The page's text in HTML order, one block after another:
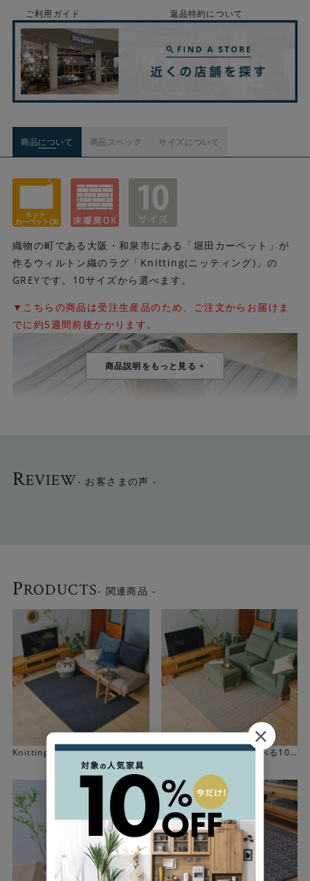
ご利用ガイド
返品特約について
商品について 商品スペック サイズについて
織物の町である大阪・和泉市にある「堀田カーペット」が
作るウィルトン織のラグ「Knitting(ニッティング)」の
GREYです。10サイズから選べます。
▼こちらの商品は受注生産品のため、ご注文からお届けま
でに約5週間前後かかります。
1962年創業の老舗が作るラグ
掘田カーペットは日本最大のカーペット産地である大阪
で、敷き込みカーペットを中心にウィルトンカーペットを
製造しているメーカーです。5つ星ホテルや官公庁、住宅な
どで使われる敷き込みカーペットのメーカーとして多くの
REVIEW- お客さまの声 -
PRODUCTS- 関連商品 -
Knittingラグ NAVY(選べる10サ
Knittingラグ IVORY(選べる10